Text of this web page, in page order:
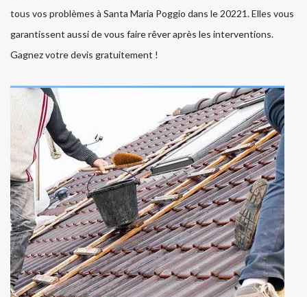
tous vos problèmes à Santa Maria Poggio dans le 20221. Elles vous
garantissent aussi de vous faire rêver après les interventions.
Gagnez votre devis gratuitement !